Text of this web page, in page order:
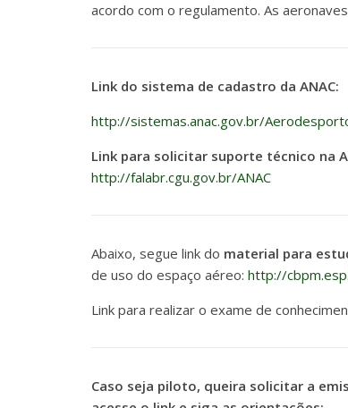
acordo com o regulamento. As
Link do sistema de cadastro da ANAC:
http://sistemas.anac.gov.br/
Link para solicitar suporte técnico na
http://falabr.cgu.gov.br/ANAC
Abaixo, segue link do material para
de uso do espaço aéreo: http://
Link para realizar o exame de
Caso seja piloto, queira solicitar a